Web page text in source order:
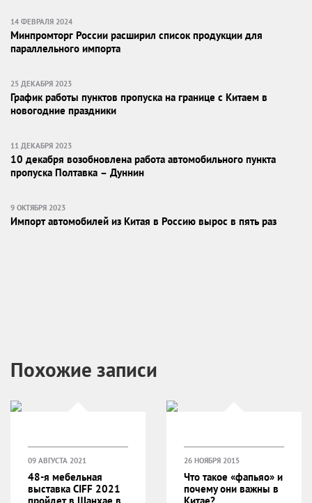
14 ФЕВРАЛЯ 2024
Минпромторг России расширил список продукции для
параллельного импорта
25 ДЕКАБРЯ 2023
График работы пунктов пропуска на границе с Китаем в
новогодние праздники
11 ДЕКАБРЯ 2023
10 декабря возобновлена работа автомобильного пункта
пропуска Полтавка – Дуннин
9 ОКТЯБРЯ 2023
Импорт автомобилей из Китая в Россию вырос в пять раз
Похожие записи
09 АВГУСТА 2021
48-я мебельная
выставка CIFF 2021
26 НОЯБРЯ 2015
Что такое «фапьяо» и
почему они важны в